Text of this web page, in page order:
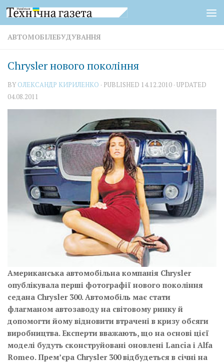
Skip to content
АВТОМОБІЛЕБУДУВАННЯ
Chrysler нового покоління
BY ОЛЕКСАНДР КИРИЛЕНКО · PUBLISHED 14.12.2010 · UPDATED
04.08.2011
Американська автомобільна компанія Chrysler
опублікувала перші фотографії нового покоління
седана Chrysler 300. Автомобіль має стати
флагманом автозаводу на світовому ринку й
допомогти йому відновити втрачені в кризу обсяги
виробництва. Експерти вважають, що на основі цієї
моделі будуть сконструйовані оновлені Lancia і Alfa
Romeo. Прем’єра Chrysler 300 відбудеться в січні на